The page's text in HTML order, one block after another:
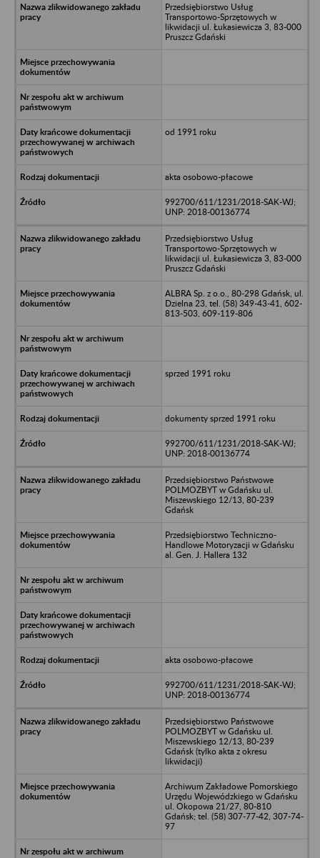
Przedsiębiorstwo Usług
Transportowo-Sprzętowych w
likwidacji ul. Łukasiewicza 3, 83-000
Pruszcz Gdański
od 1991 roku
akta osobowo-płacowe
992700/611/1231/2018-SAK-WJ;
UNP: 2018-00136774
Przedsiębiorstwo Usług
Transportowo-Sprzętowych w
likwidacji ul. Łukasiewicza 3, 83-000
Pruszcz Gdański
ALBRA Sp. z o.o., 80-298 Gdańsk, ul.
Dzielna 23, tel. (58) 349-43-41, 602-
813-503, 609-119-806
sprzed 1991 roku
dokumenty sprzed 1991 roku
992700/611/1231/2018-SAK-WJ;
UNP: 2018-00136774
Przedsiębiorstwo Państwowe
POLMOZBYT w Gdańsku ul.
Miszewskiego 12/13, 80-239
Gdańsk
Przedsiębiorstwo Techniczno-
Handlowe Motoryzacji w Gdańsku
al. Gen. J. Hallera 132
akta osobowo-płacowe
992700/611/1231/2018-SAK-WJ;
UNP: 2018-00136774
Przedsiębiorstwo Państwowe
POLMOZBYT w Gdańsku ul.
Miszewskiego 12/13, 80-239
Gdańsk (tylko akta z okresu
likwidacji)
Archiwum Zakładowe Pomorskiego
Urzędu Wojewódzkiego w Gdańsku
ul. Okopowa 21/27, 80-810
Gdańsk; tel. (58) 307-77-42, 307-74-
97